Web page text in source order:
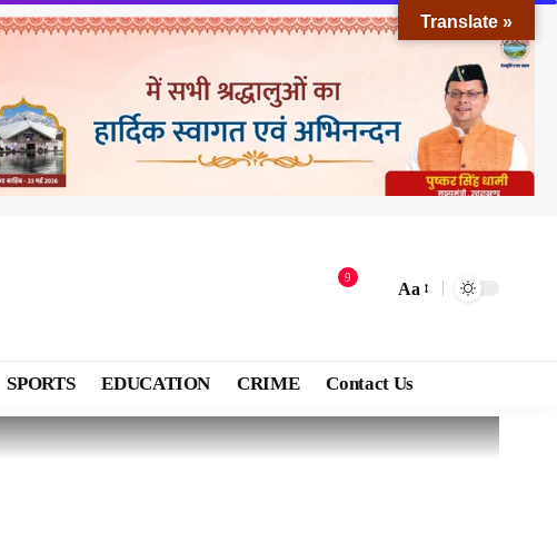
9
Aa
SPORTS EDUCATION CRIME Contact Us
Translate »